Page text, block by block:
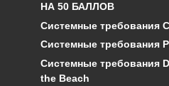
НА 50 БАЛЛОВ
Системные требования
Системные требования
Системные требования
the Beach